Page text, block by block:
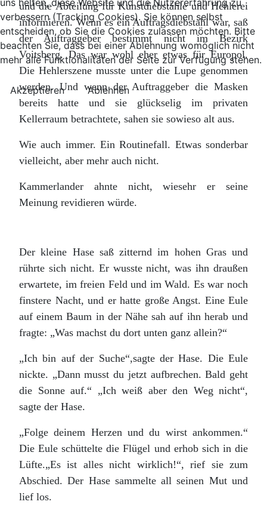
und die Abteilung für Kunstdiebstähle und Hehlerei
informieren. Wenn es ein Auftragsdiebstahl war, saß
der Auftraggeber bestimmt nicht im Bezirk
Voitsberg. Das war wohl eher etwas für Europol.
Die Hehlerszene musste unter die Lupe genommen
werden. Und wenn der Auftraggeber die Masken
bereits hatte und sie glückselig im privaten
Kellerraum betrachtete, sahen sie sowieso alt aus.
Wie auch immer. Ein Routinefall. Etwas sonderbar
vielleicht, aber mehr auch nicht.
Kammerlander ahnte nicht, wiesehr er seine
Meinung revidieren würde.
Der kleine Hase saß zitternd im hohen Gras und
rührte sich nicht. Er wusste nicht, was ihn draußen
erwartete, im freien Feld und im Wald. Es war noch
finstere Nacht, und er hatte große Angst. Eine Eule
auf einem Baum in der Nähe sah auf ihn herab und
fragte: „Was machst du dort unten ganz allein?“
„Ich bin auf der Suche“,sagte der Hase. Die Eule
nickte. „Dann musst du jetzt aufbrechen. Bald geht
die Sonne auf.“ „Ich weiß aber den Weg nicht“,
sagte der Hase.
„Folge deinem Herzen und du wirst ankommen.“
Die Eule schüttelte die Flügel und erhob sich in die
Lüfte.„Es ist alles nicht wirklich!“, rief sie zum
Abschied. Der Hase sammelte all seinen Mut und
lief los.
uns helfen, diese Website und die Nutzererfahrung zu
verbessern (Tracking Cookies). Sie können selbst
entscheiden, ob Sie die Cookies zulassen möchten. Bitte
beachten Sie, dass bei einer Ablehnung womöglich nicht
mehr alle Funktionalitäten der Seite zur Verfügung stehen.
Akzeptieren Ablehnen